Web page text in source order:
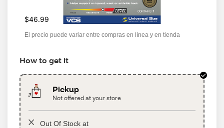
$46.99
El precio puede variar entre compras en línea y en tienda
How to get it
Pickup
Not offered at your store
Out Of Stock at